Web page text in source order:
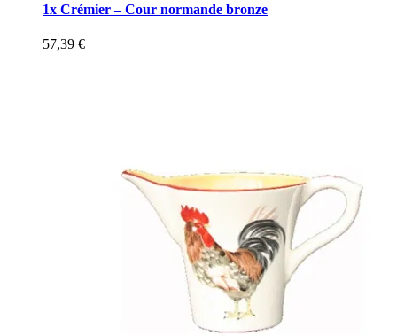
1x Crémier – Cour normande bronze
57,39 €